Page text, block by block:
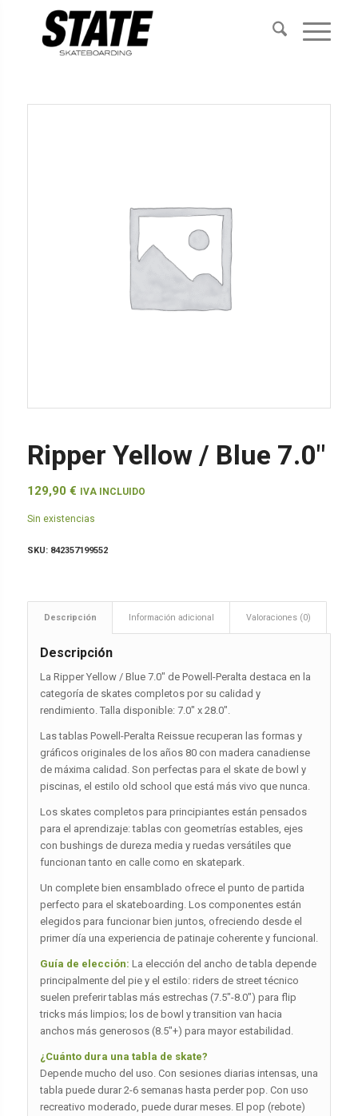
Ripper Yellow / Blue 7.0″
129,90 € IVA INCLUIDO
Sin existencias
SKU: 842357199552
Descripción Información adicional Valoraciones (0)
Descripción
La Ripper Yellow / Blue 7.0″ de Powell-Peralta destaca en la
categoría de skates completos por su calidad y
rendimiento. Talla disponible: 7.0″ x 28.0″.
Las tablas Powell-Peralta Reissue recuperan las formas y
gráficos originales de los años 80 con madera canadiense
de máxima calidad. Son perfectas para el skate de bowl y
piscinas, el estilo old school que está más vivo que nunca.
Los skates completos para principiantes están pensados
para el aprendizaje: tablas con geometrías estables, ejes
con bushings de dureza media y ruedas versátiles que
funcionan tanto en calle como en skatepark.
Un complete bien ensamblado ofrece el punto de partida
perfecto para el skateboarding. Los componentes están
elegidos para funcionar bien juntos, ofreciendo desde el
primer día una experiencia de patinaje coherente y funcional.
Guía de elección: La elección del ancho de tabla depende
principalmente del pie y el estilo: riders de street técnico
suelen preferir tablas más estrechas (7.5″-8.0″) para flip
tricks más limpios; los de bowl y transition van hacia
anchos más generosos (8.5″+) para mayor estabilidad.
¿Cuánto dura una tabla de skate?
Depende mucho del uso. Con sesiones diarias intensas, una
tabla puede durar 2-6 semanas hasta perder pop. Con uso
recreativo moderado, puede durar meses. El pop (rebote)